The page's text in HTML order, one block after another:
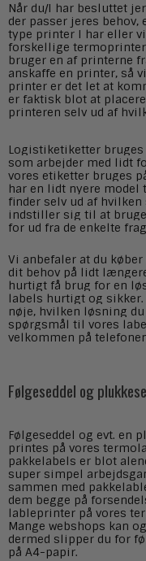
Når du/I har besluttet
der passer jeres
type printer I har eller
forskellige
bruger en af printerne
anskaffe en printer, så
printer er det let at
er faktisk blot at
printeren selv ud af
Logistiketiketter bruges
som arbejder med lidt
vores etiketter bruges
har en lidt nyere model
finder selv ud af
indstiller sig til at
for ud fra de enkelte
Vi anbefaler at du
dit behov på lidt
hurtigt få brug for en
labels hurtigt og sikker.
nøje, hvilken løsning
spørgsmål til vores
velkommen på
Følgeseddel og
Følgeseddel og evt. en
printes på vores
pakkelabels er blot
super simpel
sammen med
dem begge på
lableprinter på vores
Mange webshops kan
dermed slipper du for
på A4-papir.